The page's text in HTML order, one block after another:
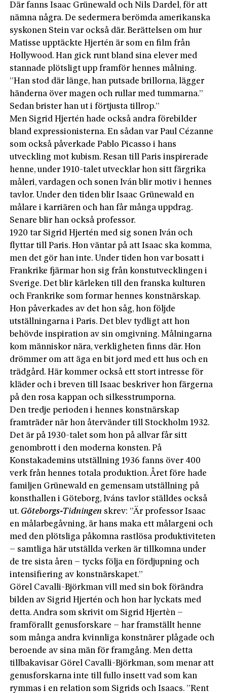
Där fanns Isaac Grünewald och Nils Dardel, för att
nämna några. De sedermera berömda amerikanska
syskonen Stein var också där. Berättelsen om hur
Matisse upptäckte Hjertén är som en film från
Hollywood. Han gick runt bland sina elever med
stannade plötsligt upp framför hennes målning.
”Han stod där länge, han putsade brillorna, lägger
händerna över magen och rullar med tummarna.”
Sedan brister han ut i förtjusta tillrop.”
Men Sigrid Hjertén hade också andra förebilder
bland expressionisterna. En sådan var Paul Cézanne
som också påverkade Pablo Picasso i hans
utveckling mot kubism. Resan till Paris inspirerade
henne, under 1910-talet utvecklar hon sitt färgrika
måleri, vardagen och sonen Iván blir motiv i hennes
tavlor. Under den tiden blir Isaac Grünewald en
målare i karriären och han får många uppdrag.
Senare blir han också professor.
1920 tar Sigrid Hjertén med sig sonen Iván och
flyttar till Paris. Hon väntar på att Isaac ska komma,
men det gör han inte. Under tiden hon var bosatt i
Frankrike fjärmar hon sig från konstutvecklingen i
Sverige. Det blir kärleken till den franska kulturen
och Frankrike som formar hennes konstnärskap.
Hon påverkades av det hon såg, hon följde
utställningarna i Paris. Det blev tydligt att hon
behövde inspiration av sin omgivning. Målningarna
kom människor nära, verkligheten finns där. Hon
drömmer om att äga en bit jord med ett hus och en
trädgård. Här kommer också ett stort intresse för
kläder och i breven till Isaac beskriver hon färgerna
på den rosa kappan och silkesstrumporna.
Den tredje perioden i hennes konstnärskap
framträder när hon återvänder till Stockholm 1932.
Det är på 1930-talet som hon på allvar får sitt
genombrott i den moderna konsten. På
Konstakademins utställning 1936 fanns över 400
verk från hennes totala produktion. Året före hade
familjen Grünewald en gemensam utställning på
konsthallen i Göteborg, Iváns tavlor ställdes också
ut. Göteborgs-Tidningen skrev: ”Är professor Isaac
en målarbegåvning, är hans maka ett målargeni och
med den plötsliga påkomna rastlösa produktiviteten
– samtliga här utställda verken är tillkomna under
de tre sista åren – tycks följa en fördjupning och
intensifiering av konstnärskapet.”
Görel Cavalli-Björkman vill med sin bok förändra
bilden av Sigrid Hjertén och hon har lyckats med
detta. Andra som skrivit om Sigrid Hjertèn –
framförallt genusforskare – har framställt henne
som många andra kvinnliga konstnärer plågade och
beroende av sina män för framgång. Men detta
tillbakavisar Görel Cavalli-Björkman, som menar att
genusforskarna inte till fullo insett vad som kan
rymmas i en relation som Sigrids och Isaacs. ”Rent